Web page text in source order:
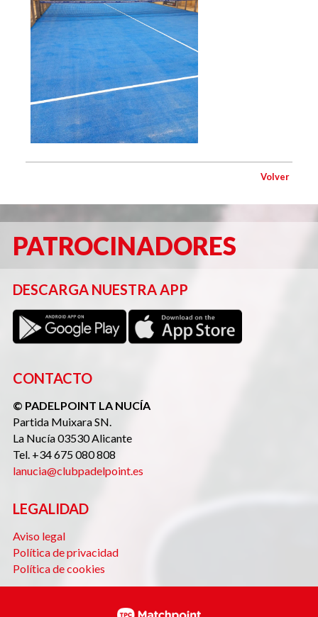
Volver
PATROCINADORES
DESCARGA NUESTRA APP
CONTACTO
© PADELPOINT LA NUCÍA
Partida Muixara SN.
La Nucía 03530 Alicante
Tel. +34 675 080 808
lanucia@clubpadelpoint.es
LEGALIDAD
Aviso legal
Política de privacidad
Política de cookies